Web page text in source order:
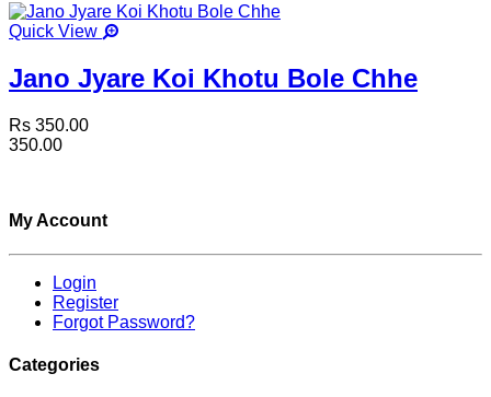
Quick View
Jano Jyare Koi Khotu Bole Chhe
Rs 350.00
350.00
My Account
Login
Register
Forgot Password?
Categories